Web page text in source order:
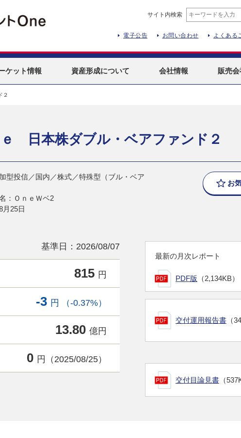
サイト内検索
電子公告 お問い合わせ よくある
ケット情報 資産形成について 会社情報 販売
２
ｅ 日本株ダブル・ベアファンド２
型投信／国内／株式／特殊型（ブル・ベア
：ＯｎｅＷベ2
月25日
お
基準日：2026/08/07
815 円
-3 円 （-0.37%）
13.80 億円
0 円（2025/08/25）
最新の月次レポート
PDF版 （2,134KB）
交付運用報告書 （
交付目論見書 （